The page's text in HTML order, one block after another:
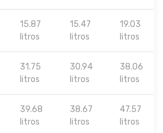
15.87
litros
15.47
litros
19.03
litros
31.75
litros
30.94
litros
38.06
litros
39.68
litros
38.67
litros
47.57
litros